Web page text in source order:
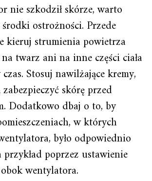
nie szkodził skórze, warto
ostrożności. Przede
kieruj strumienia powietrza
twarz ani na inne części ciała
Stosuj nawilżające kremy,
skórę przed
Dodatkowo dbaj o to, by
w których
było odpowiednio
poprzez ustawienie
wentylatora.